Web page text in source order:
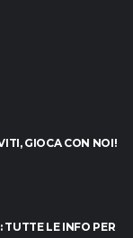
GIOCA CON NOI!
TUTTE LE INFO PER